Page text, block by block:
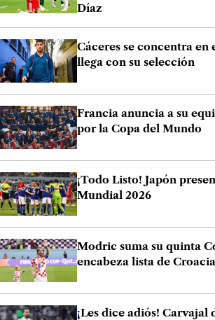
Díaz
Cáceres se concentra en
llega con su selección
Francia anuncia a su
por la Copa del Mundo
¡Todo Listo! Japón
Mundial 2026
Modric suma su quinta
encabeza lista de Croacia
¡Les dice adiós! Carvajal